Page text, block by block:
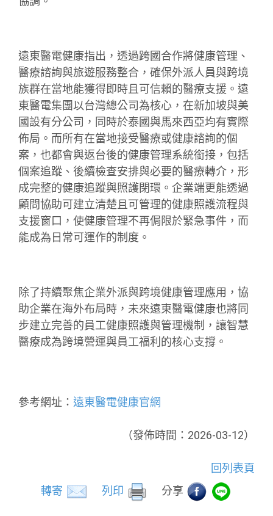
遠東醫電健康指出，透過跨國合作將健康管理、
醫療諮詢與旅遊服務整合，確保外派人員與跨境
族群在當地能獲得即時且可信賴的醫療支援。遠
東醫電集團以台灣總公司為核心，在新加坡與美
國設有分公司，同時於泰國與馬來西亞均有實際
佈局。而所有在當地接受醫療或健康諮詢的個
案，也都會與返台後的健康管理系統銜接，包括
個案追蹤、後續檢查安排與必要的醫療轉介，形
成完整的健康追蹤與照護閉環。企業端更能透過
顧問協助可建立清楚且可管理的健康照護流程與
支援窗口，使健康管理不再侷限於緊急事件，而
能成為日常可運作的制度。
除了持續聚焦企業外派與跨境健康管理應用，協
助企業在海外布局時，未來遠東醫電健康也將同
步建立完善的員工健康照護與管理機制，讓智慧
醫療成為跨境營運與員工福利的核心支撐。
參考網址： 遠東醫電健康官網
（發佈時間：2026-03-12）
回列表頁
轉寄
列印 分享